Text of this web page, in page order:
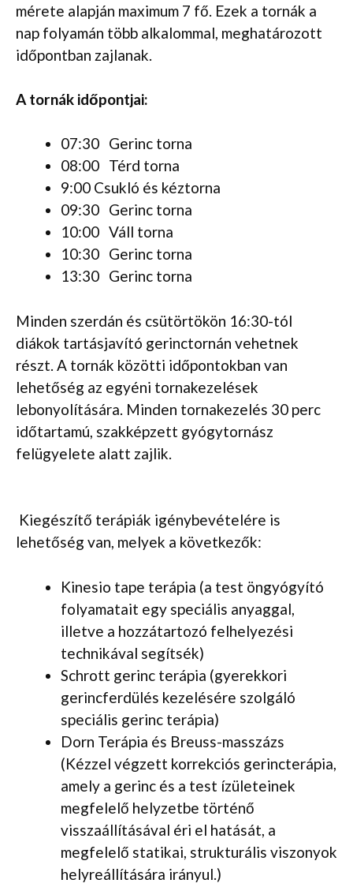
mérete alapján maximum 7 fő. Ezek a tornák a
nap folyamán több alkalommal, meghatározott
időpontban zajlanak.
A tornák időpontjai:
07:30 Gerinc torna
08:00 Térd torna
9:00 Csukló és kéztorna
09:30 Gerinc torna
10:00 Váll torna
10:30 Gerinc torna
13:30 Gerinc torna
Minden szerdán és csütörtökön 16:30-tól
diákok tartásjavító gerinctornán vehetnek
részt. A tornák közötti időpontokban van
lehetőség az egyéni tornakezelések
lebonyolítására. Minden tornakezelés 30 perc
időtartamú, szakképzett gyógytornász
felügyelete alatt zajlik.
Kiegészítő terápiák igénybevételére is
lehetőség van, melyek a következők:
Kinesio tape terápia (a test öngyógyító
folyamatait egy speciális anyaggal,
illetve a hozzátartozó felhelyezési
technikával segítsék)
Schrott gerinc terápia (gyerekkori
gerincferdülés kezelésére szolgáló
speciális gerinc terápia)
Dorn Terápia és Breuss-masszázs
(Kézzel végzett korrekciós gerincterápia,
amely a gerinc és a test ízületeinek
megfelelő helyzetbe történő
visszaállításával éri el hatását, a
megfelelő statikai, strukturális viszonyok
helyreállítására irányul.)